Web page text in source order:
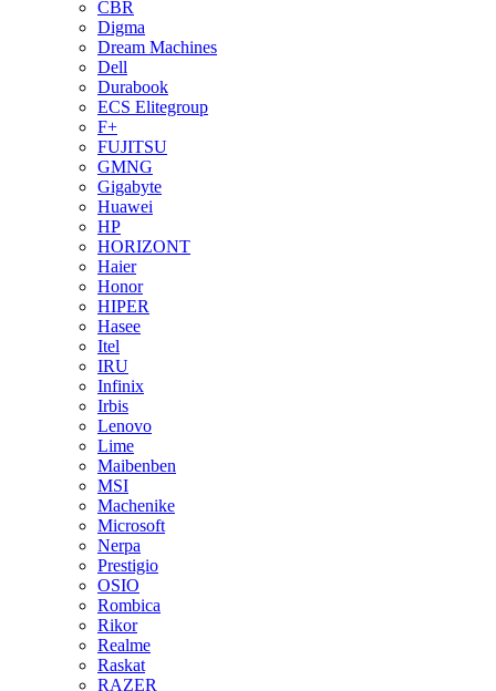
CBR
Digma
Dream Machines
Dell
Durabook
ECS Elitegroup
F+
FUJITSU
GMNG
Gigabyte
Huawei
HP
HORIZONT
Haier
Honor
HIPER
Hasee
Itel
IRU
Infinix
Irbis
Lenovo
Lime
Maibenben
MSI
Machenike
Microsoft
Nerpa
Prestigio
OSIO
Rombica
Rikor
Realme
Raskat
RAZER